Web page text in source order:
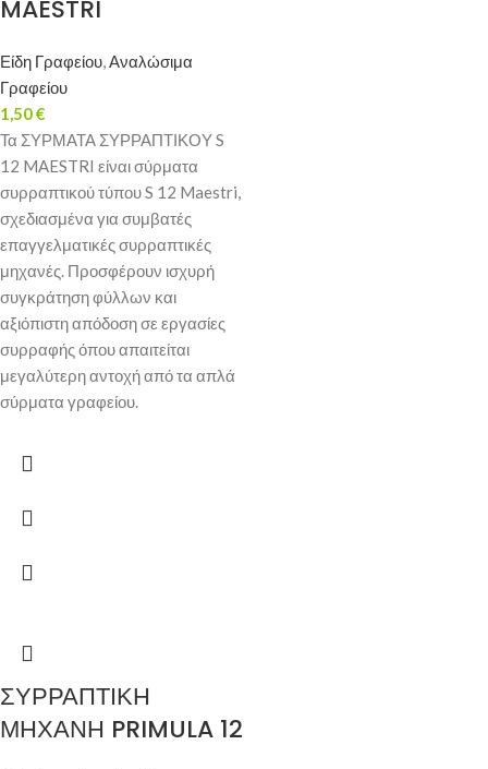
MAESTRI
Είδη Γραφείου,Αναλώσιμα
Γραφείου
1,50€
Τα ΣΥΡΜΑΤΑ ΣΥΡΡΑΠΤΙΚΟΥ S
12 MAESTRI είναι σύρματα
συρραπτικού τύπου S 12 Maestri,
σχεδιασμένα για συμβατές
επαγγελματικές συρραπτικές
μηχανές. Προσφέρουν ισχυρή
συγκράτηση φύλλων και
αξιόπιστη απόδοση σε εργασίες
συρραφής όπου απαιτείται
μεγαλύτερη αντοχή από τα απλά
σύρματα γραφείου.
ΣΥΡΡΑΠΤΙΚΗ
ΜΗΧΑΝΗ PRIMULA 12